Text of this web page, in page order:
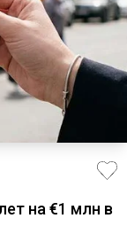
на €1 млн в